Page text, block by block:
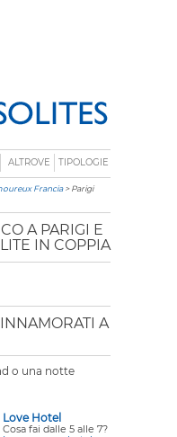
ALTROVE TIPOLOGIE
Francia> Parigi
A PARIGI E
IN COPPIA
A
o una notte
Love Hotel
Cosa fai dalle 5 alle 7?